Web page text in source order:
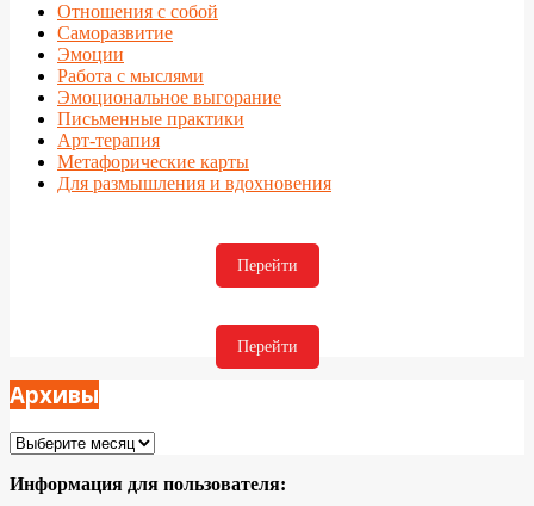
Отношения с собой
Саморазвитие
Эмоции
Работа с мыслями
Эмоциональное выгорание
Письменные практики
Арт-терапия
Метафорические карты
Для размышления и вдохновения
Перейти
Перейти
Архивы
Архивы
Информация для пользователя: